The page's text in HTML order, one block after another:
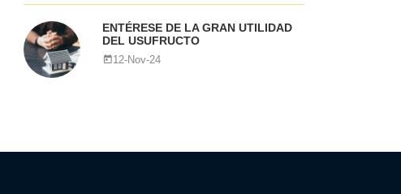
ENTÉRESE DE LA GRAN UTILIDAD
DEL USUFRUCTO
12-Nov-24